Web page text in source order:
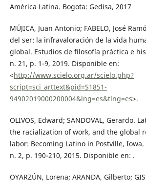
América Latina. Bogota: Gedisa, 2017
MÚJICA, Juan Antonio; FABELO, José
del ser: la infravaloración de la vida
global. Estudios de filosofía práctica e
n. 21, p. 1-9, 2019. Disponible en:
<http://www.scielo.org.ar/scielo.php?
script=sci_arttext&pid=S1851-
94902019000200004&lng=es&tlng=es>.
OLIVOS, Edward; SANDOVAL, Gerardo.
the racialization of work, and the global
labor: Becoming Latino in Postville,
n. 2, p. 190-210, 2015. Disponible en: .
OYARZÚN, Lorena; ARANDA, Gilberto;